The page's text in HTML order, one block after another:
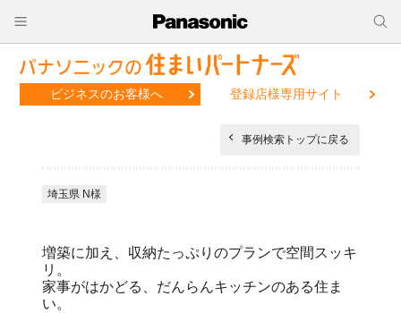
ビジネスのお客様へ 登録店様専用サイト
事例検索トップに戻る
埼玉県 N様
増築に加え、収納たっぷりのプランで空間スッキ
リ。
家事がはかどる、だんらんキッチンのある住ま
い。